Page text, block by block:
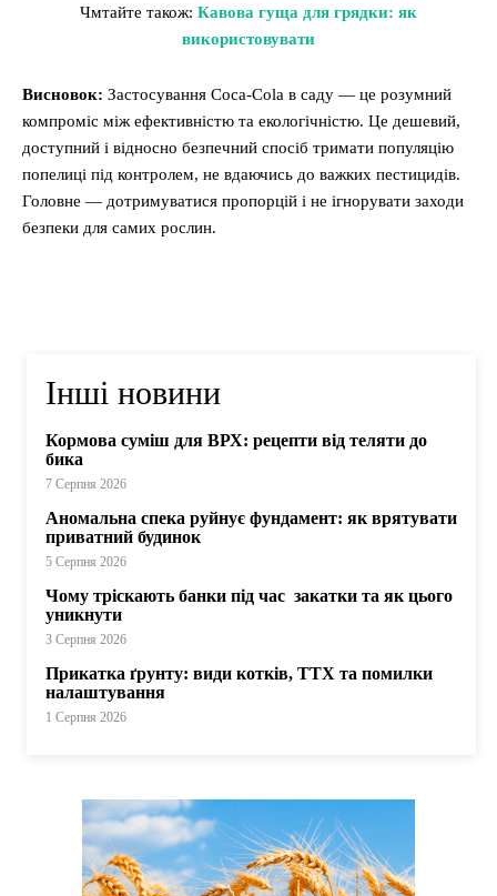
Чмтайте також: Кавова гуща для грядки: як
використовувати
Висновок: Застосування Coca-Cola в саду — це розумний
компроміс між ефективністю та екологічністю. Це дешевий,
доступний і відносно безпечний спосіб тримати популяцію
попелиці під контролем, не вдаючись до важких пестицидів.
Головне — дотримуватися пропорцій і не ігнорувати заходи
безпеки для самих рослин.
Інші новини
Кормова суміш для ВРХ: рецепти від теляти до
бика
7 Серпня 2026
Аномальна спека руйнує фундамент: як врятувати
приватний будинок
5 Серпня 2026
Чому тріскають банки під час закатки та як цього
уникнути
3 Серпня 2026
Прикатка ґрунту: види котків, ТТХ та помилки
налаштування
1 Серпня 2026